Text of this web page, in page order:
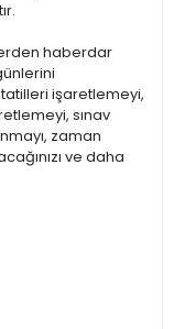
haberdar
tatilleri işaretlemeyi,
sınav
zaman
ve daha